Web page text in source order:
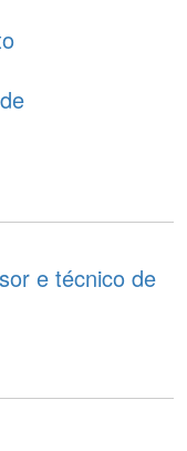
e técnico de